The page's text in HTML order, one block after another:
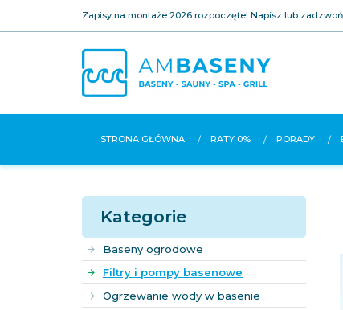
Zapisy na montaże 2026 rozpoczęte! Napisz lub zadzwoń
STRONA GŁÓWNA RATY 0% PORADY
Kategorie
Baseny ogrodowe
Filtry i pompy basenowe
Ogrzewanie wody w basenie